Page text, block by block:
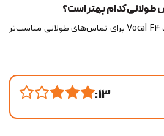
طولانی کدام بهتر است؟
مدل‌هایی با باتری قوی مانند Vocal F4 برای تماس‌های طولانی مناسب‌تر
13 :